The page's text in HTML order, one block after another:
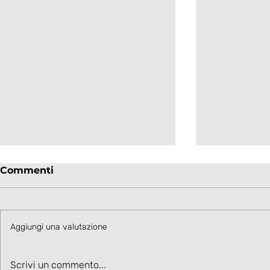
UNDER 19 - GOAL FLASH
Commenti
Aggiungi una valutazione
Scrivi un commento...